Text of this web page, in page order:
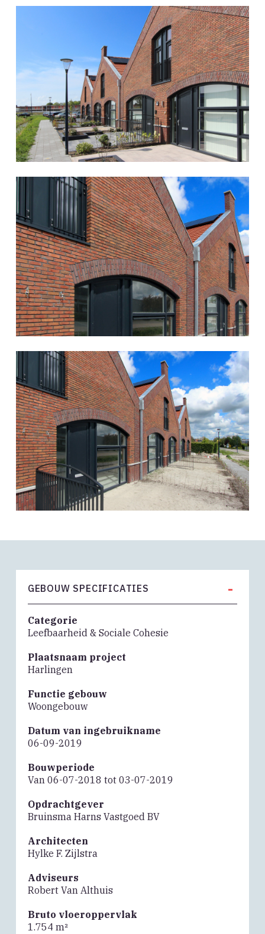
GEBOUW SPECIFICATIES -
Categorie
Leefbaarheid & Sociale Cohesie
Plaatsnaam project
Harlingen
Functie gebouw
Woongebouw
Datum van ingebruikname
06-09-2019
Bouwperiode
Van 06-07-2018 tot 03-07-2019
Opdrachtgever
Bruinsma Harns Vastgoed BV
Architecten
Hylke F. Zijlstra
Adviseurs
Robert Van Althuis
Bruto vloeroppervlak
1.754 m²